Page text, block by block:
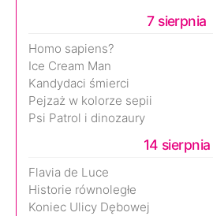
7 sierpnia
Homo sapiens?
Ice Cream Man
Kandydaci śmierci
Pejzaż w kolorze sepii
Psi Patrol i dinozaury
14 sierpnia
Flavia de Luce
Historie równoległe
Koniec Ulicy Dębowej